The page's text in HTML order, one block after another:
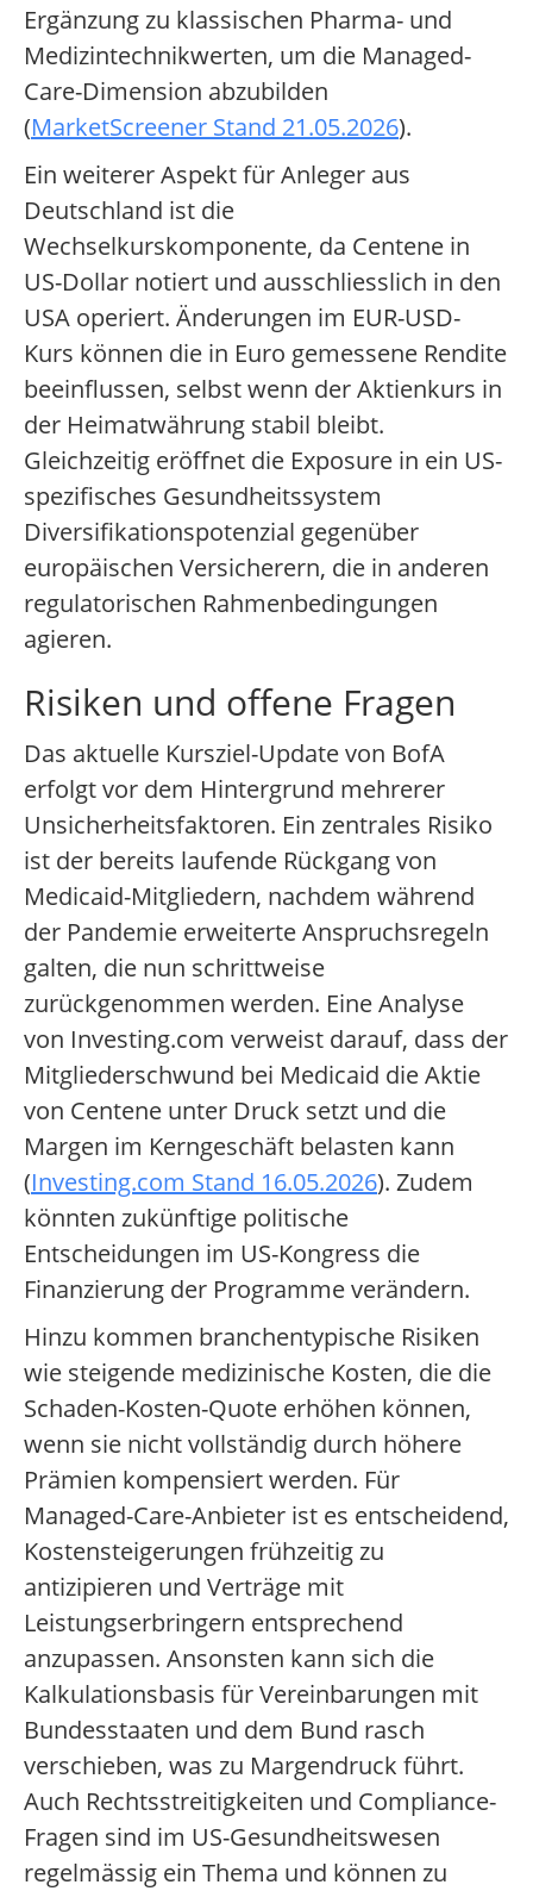
Ergänzung zu klassischen Pharma- und
Medizintechnikwerten, um die Managed-
Care-Dimension abzubilden
(MarketScreener Stand 21.05.2026).
Ein weiterer Aspekt für Anleger aus
Deutschland ist die
Wechselkurskomponente, da Centene in
US-Dollar notiert und ausschliesslich in den
USA operiert. Änderungen im EUR-USD-
Kurs können die in Euro gemessene Rendite
beeinflussen, selbst wenn der Aktienkurs in
der Heimatwährung stabil bleibt.
Gleichzeitig eröffnet die Exposure in ein US-
spezifisches Gesundheitssystem
Diversifikationspotenzial gegenüber
europäischen Versicherern, die in anderen
regulatorischen Rahmenbedingungen
agieren.
Risiken und offene Fragen
Das aktuelle Kursziel-Update von BofA
erfolgt vor dem Hintergrund mehrerer
Unsicherheitsfaktoren. Ein zentrales Risiko
ist der bereits laufende Rückgang von
Medicaid-Mitgliedern, nachdem während
der Pandemie erweiterte Anspruchsregeln
galten, die nun schrittweise
zurückgenommen werden. Eine Analyse
von Investing.com verweist darauf, dass der
Mitgliederschwund bei Medicaid die Aktie
von Centene unter Druck setzt und die
Margen im Kerngeschäft belasten kann
(Investing.com Stand 16.05.2026). Zudem
könnten zukünftige politische
Entscheidungen im US-Kongress die
Finanzierung der Programme verändern.
Hinzu kommen branchentypische Risiken
wie steigende medizinische Kosten, die die
Schaden-Kosten-Quote erhöhen können,
wenn sie nicht vollständig durch höhere
Prämien kompensiert werden. Für
Managed-Care-Anbieter ist es entscheidend,
Kostensteigerungen frühzeitig zu
antizipieren und Verträge mit
Leistungserbringern entsprechend
anzupassen. Ansonsten kann sich die
Kalkulationsbasis für Vereinbarungen mit
Bundesstaaten und dem Bund rasch
verschieben, was zu Margendruck führt.
Auch Rechtsstreitigkeiten und Compliance-
Fragen sind im US-Gesundheitswesen
regelmässig ein Thema und können zu